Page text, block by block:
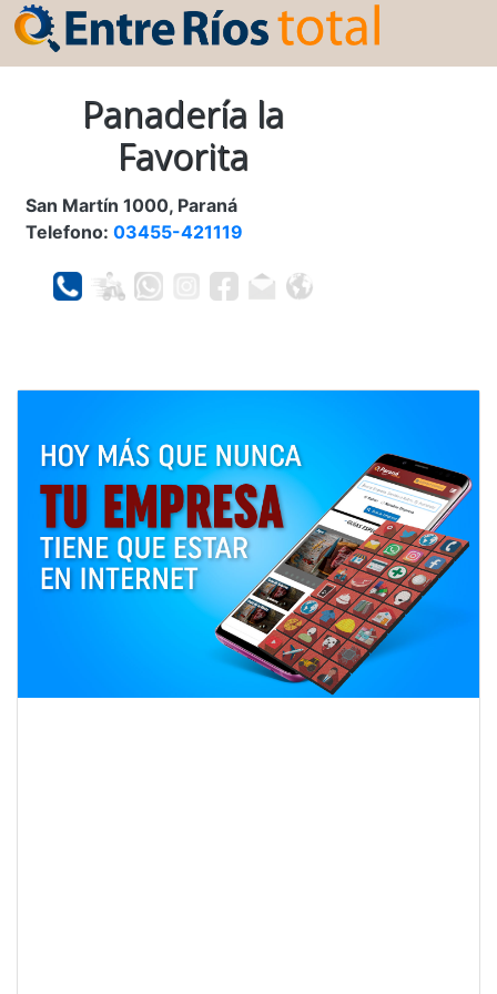
Panadería la
Favorita
San Martín 1000, Paraná
Telefono: 03455-421119